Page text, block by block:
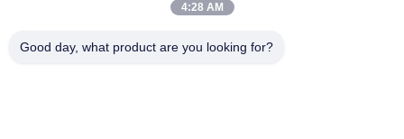
Le parc industriel de Hegui, Lishui, Nanhai Foshan
4:28 AM
Good day, what product are you looking for?